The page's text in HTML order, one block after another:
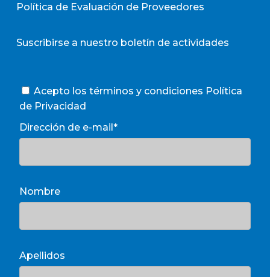
Política de Evaluación de Proveedores
Suscribirse a nuestro boletín de actividades
Acepto los términos y condiciones Política
de Privacidad
Dirección de e-mail*
Nombre
Apellidos